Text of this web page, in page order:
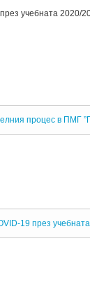
учебната 2020/
процес в ПМГ
19 през